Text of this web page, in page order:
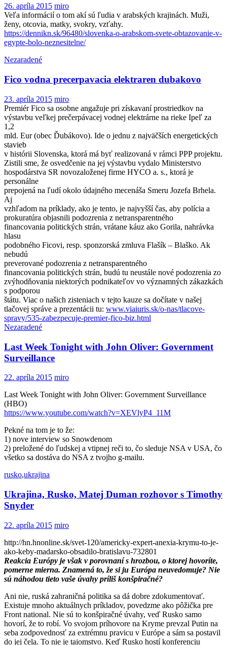
26. apríla 2015 miro
Veľa informácií o tom akí sú ľudia v arabských krajinách. Muži,
ženy, otcovia, matky, svokry, vzťahy.
https://dennikn.sk/96480/slovenka-o-arabskom-svete-obtazovanie-v-
egypte-bolo-neznesitelne/
Nezaradené
Fico vodna precerpavacia elektraren dubakovo
23. apríla 2015 miro
Premiér Fico sa osobne angažuje pri získavaní prostriedkov na
výstavbu veľkej prečerpávacej vodnej elektrárne na rieke Ipeľ za
1,2
mld. Eur (obec Ďubákovo). Ide o jednu z najväčších energetických
stavieb
v histórii Slovenska, ktorá má byť realizovaná v rámci PPP projektu.
Zistili sme, že osvedčenie na jej výstavbu vydalo Ministerstvo
hospodárstva SR novozaloženej firme HYCO a. s., ktorá je
personálne
prepojená na ľudí okolo údajného mecenáša Smeru Jozefa Brhela.
Aj
vzhľadom na príklady, ako je tento, je najvyšší čas, aby polícia a
prokuratúra objasnili podozrenia z netransparentného
financovania politických strán, vrátane káuz ako Gorila, nahrávka
hlasu
podobného Ficovi, resp. sponzorská zmluva Flašík – Blaško. Ak
nebudú
preverované podozrenia z netransparentného
financovania politických strán, budú tu neustále nové podozrenia zo
zvýhodňovania niektorých podnikateľov vo významných zákazkách
s podporou
štátu. Viac o našich zisteniach v tejto kauze sa dočítate v našej
tlačovej správe a prezentácii tu: www.viaiuris.sk/o-nas/tlacove-
spravy/535-zabezpecuje-premier-fico-biz.html
Nezaradené
Last Week Tonight with John Oliver: Government
Surveillance
22. apríla 2015 miro
Last Week Tonight with John Oliver: Government Surveillance
(HBO)
https://www.youtube.com/watch?v=XEVlyP4_11M
Pekné na tom je to že:
1) nove interview so Snowdenom
2) preložené do ľudskej a vtipnej reči to, čo sleduje NSA v USA, čo
všetko sa dostáva do NSA z tvojho g-mailu.
rusko,ukrajina
Ukrajina, Rusko, Matej Duman rozhovor s Timothy
Snyder
22. apríla 2015 miro
http://hn.hnonline.sk/svet-120/americky-expert-anexia-krymu-to-je-
ako-keby-madarsko-obsadilo-bratislavu-732801
Reakcia Európy je však v porovnaní s hrozbou, o ktorej hovoríte,
pomerne mierna. Znamená to, že si ju Európa neuvedomuje? Nie
sú náhodou tieto vaše úvahy príliš konšpiračné?
Ani nie, ruská zahraničná politika sa dá dobre zdokumentovať.
Existuje mnoho aktuálnych príkladov, povedzme ako pôžička pre
Front national. Nie sú to konšpiračné úvahy, veď Rusko samo
hovorí, že to robí. Vo svojom príhovore na Kryme prevzal Putin na
seba zodpovednosť za extrémnu pravicu v Európe a sám sa postavil
do jej čela. To nie je tajomstvo. Keď Rusko hostí konferenciu